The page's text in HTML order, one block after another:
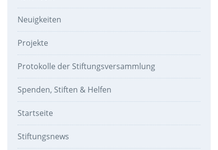
Neuigkeiten
Projekte
Protokolle der Stiftungsversammlung
Spenden, Stiften & Helfen
Startseite
Stiftungsnews